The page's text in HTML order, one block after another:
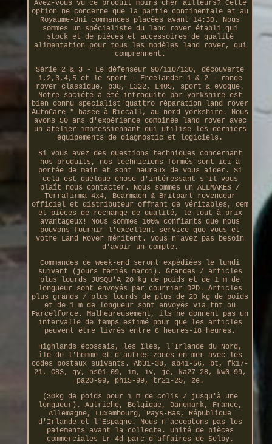
Avez-vous vu ce produit moins cher ailleurs? Cette
option ne concerne que la partie continentale et au
Royaume-Uni commandes placées avant 14:30. Nous
sommes un spécialiste du land rover établi qui
stock et de pièces et accessoires de qualité
alimentation pour tous les modèles land rover, qui
comprennent.
Série 2 & 3 - Le défenseur 90/110/130, découverte
1,2,3,4,5 et le sport - Freelander 1 & 2 - range
rover classique, p38, L322, L405, sport & evoque.
Notre société a été introduite par yorkshire est
bien connu specialist'quattro réparation land rover
AutoCare " basée à Riccall, au nord yorkshire. Nous
avons 50 ans d'expérience combinée land rover avec
un atelier impressionnant qui utilise les derniers
équipements de diagnostic et logiciels.
Si vous avez des questions techniques concernant
nos produits, nos techniciens formés sont ici à
portée de main et sont heureux de vous aider. Si
cela est quelque chose d'intéressant s'il vous
plaît nous contacter. Nous sommes un ALLMAKES /
Terrafirma 4x4, Bearmach & Britpart revendeur
officiel et distributeur offrant de véritables, oem
et pièces de rechange de qualité, le tout à prix
avantageux! Nous sommes 100% confiants que nous
pouvons fournir l'excellent service que vous et
votre Land Rover méritent. Vous n'avez pas besoin
d'avoir un compte.
Commandes de week-end seront expédiées le lundi
suivant (jours fériés mardi). Grandes / articles
plus lourds JUSQU'A 20 kg de poids et de 1 m de
longueur sont envoyés par courrier DPD. Articles
plus grands / plus lourds de plus de 20 kg de poids
et de 1 m de longueur sont envoyés via tnt ou
Parcelforce. Malheureusement, ils ne donnent pas un
intervalle de temps estimé pour que les articles
peuvent être livrés entre 8 heures-18 heures.
Highlands écossais, les îles, l'Irlande du Nord,
île de l'homme et d'autres zones en mer avec les
codes postaux suivants. Ab31-38, ab41-56, bt, fk17-
21, G83, gy, hs01-09, im, iv, je, ka27-28, kw0-99,
pa20-99, ph15-99, tr21-25, ze.
(30kg de poids pour 1 m de colis / jusqu'à une
longueur). Autriche, Belgique, Danemark, France,
Allemagne, Luxembourg, Pays-Bas, République
d'Irlande et l'Espagne. Nous n'acceptons pas les
paiements avant la collecte. Unité de pièces
commerciales Lr 4d parc d'affaires de Selby.